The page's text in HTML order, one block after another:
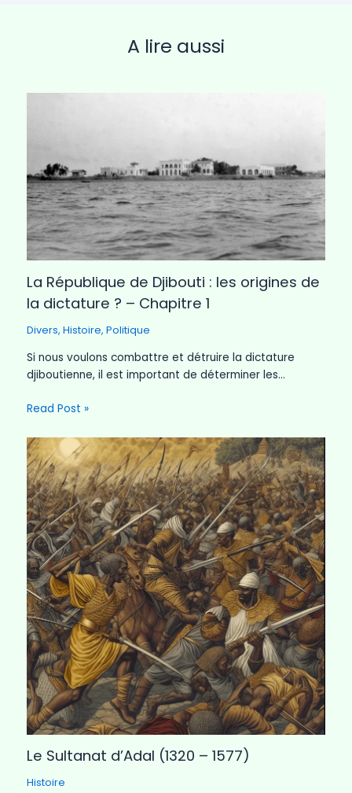
A lire aussi
La République de Djibouti : les origines de
la dictature ? – Chapitre 1
Divers,Histoire,Politique
Si nous voulons combattre et détruire la dictature
djiboutienne, il est important de déterminer les…
Read Post »
Le Sultanat d’Adal (1320 – 1577)
Histoire